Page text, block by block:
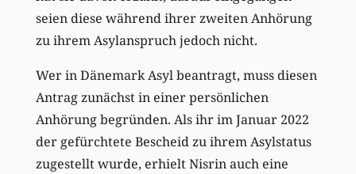
seien diese während ihrer zweiten Anhörung
zu ihrem Asylanspruch jedoch nicht.
Wer in Dänemark Asyl beantragt, muss diesen
Antrag zunächst in einer persönlichen
Anhörung begründen. Als ihr im Januar 2022
der gefürchtete Bescheid zu ihrem Asylstatus
zugestellt wurde, erhielt Nisrin auch eine